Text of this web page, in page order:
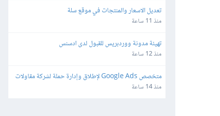
تعديل الاسعار والمنتجات في موقع سلة
منذ 11 ساعة
تهيئة مدونة ووردبريس للقبول لدى ادسنس
منذ 12 ساعة
وتشطيبات – Lead Generation
منذ 14 ساعة